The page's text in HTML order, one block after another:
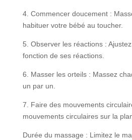
4. Commencer doucement :
habituer votre bébé au toucher.
5. Observer les réactions :
fonction de ses réactions.
6. Masser les orteils : Massez
un par un.
7. Faire des mouvements
mouvements circulaires sur la
Durée du massage : Limitez le